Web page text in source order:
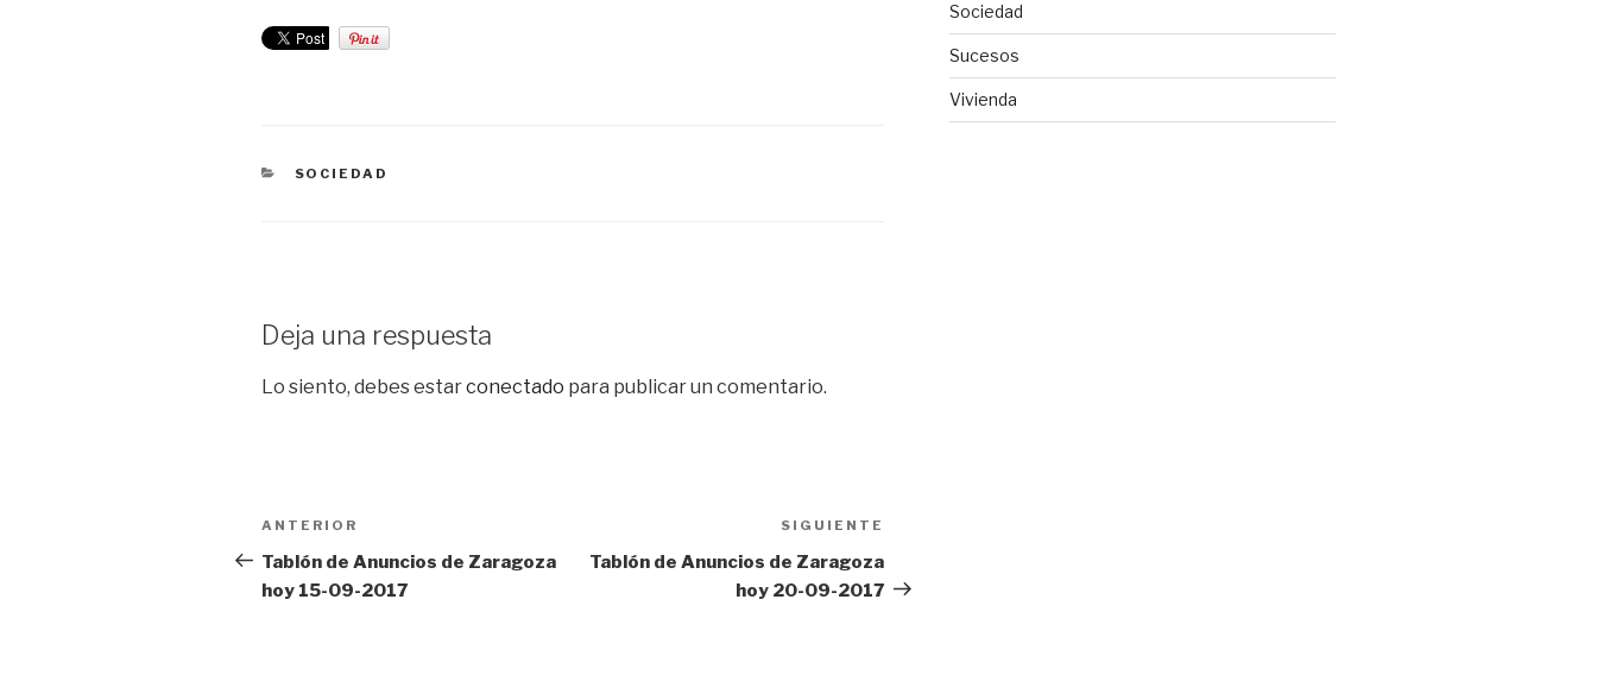
CATEGORÍAS
SOCIEDAD
Deja una respuesta
Lo siento, debes estarconectado para publicar un comentario.
Navegación
de
entradas
Entrada
anterior:
ANTERIOR
Tablón de Anuncios de Zaragoza
hoy 15-09-2017
entrada
SIGUIENTE
Tablón de Anuncios de Zaragoza
hoy 20-09-2017
Sociedad
Sucesos
Vivienda